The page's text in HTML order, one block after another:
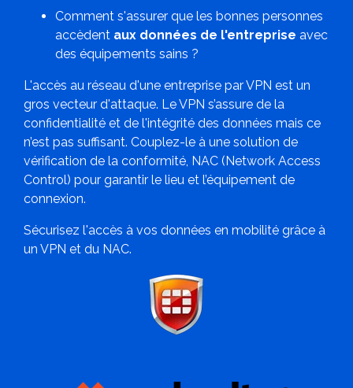
Comment s'assurer que les bonnes personnes
accèdent aux données de l'entreprise avec
des équipements sains ?
L'accès au réseau d'une entreprise par VPN est un
gros vecteur d'attaque. Le VPN s’assure de la
confidentialité et de l'intégrité des données mais ce
n’est pas suffisant. Couplez-le à une solution de
vérification de la conformité, NAC (Network Access
Control) pour garantir le lieu et l’équipement de
connexion.
Sécurisez l'accès à vos données en mobilité grâce à
un VPN et du NAC.